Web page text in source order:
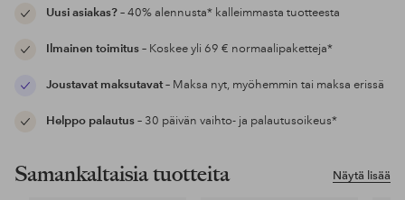
Uusi asiakas?– 40% alennusta* kalleimmasta tuotteesta
Ilmainen toimitus– Koskee yli 69 € normaalipaketteja*
Joustavat maksutavat– Maksa nyt, myöhemmin tai maksa erissä
Helppo palautus– 30 päivän vaihto- ja palautusoikeus*
Näytä lisää
Samankaltaisia tuotteita